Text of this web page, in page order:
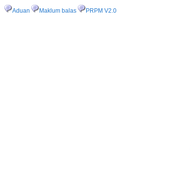
Aduan Maklum balas PRPM V2.0